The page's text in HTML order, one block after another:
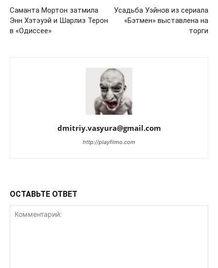
Саманта Мортон затмила
Энн Хэтэуэй и Шарлиз Терон
в «Одиссее»
Усадьба Уэйнов из сериала
«Бэтмен» выставлена на
торги
dmitriy.vasyura@gmail.com
http://playfilmo.com
ОСТАВЬТЕ ОТВЕТ